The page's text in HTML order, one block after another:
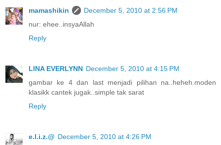
mamashikin
December 5, 2010 at 2:56 PM
nur: ehee..insyaAllah
Reply
LINA EVERLYNN December 5, 2010 at 4:15 PM
gambar ke 4 dan last menjadi pilihan na..heheh.moden
klasikk cantek jugak..simple tak sarat
Reply
e.l.i.z.@ December 5, 2010 at 4:26 PM